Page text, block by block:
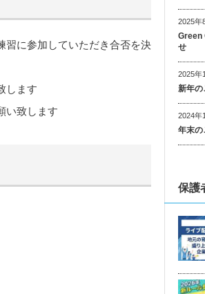
習に参加していただき合否を決
します
い致します
2025年
Green
せ
2025年
新年の
2024年
年末の
保護